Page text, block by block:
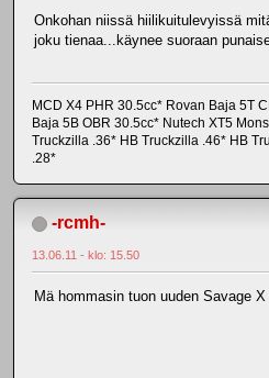
Onkohan niissä hiilikuitulevyissä
joku tienaa...käynee suoraan
MCD X4 PHR 30.5cc* Rovan Baja 5T
Baja 5B OBR 30.5cc* Nutech XT5
Truckzilla .36* HB Truckzilla .46* HB
.28*
-rcmh-
13.06.11 - klo: 15.50
Mä hommasin tuon uuden Savage